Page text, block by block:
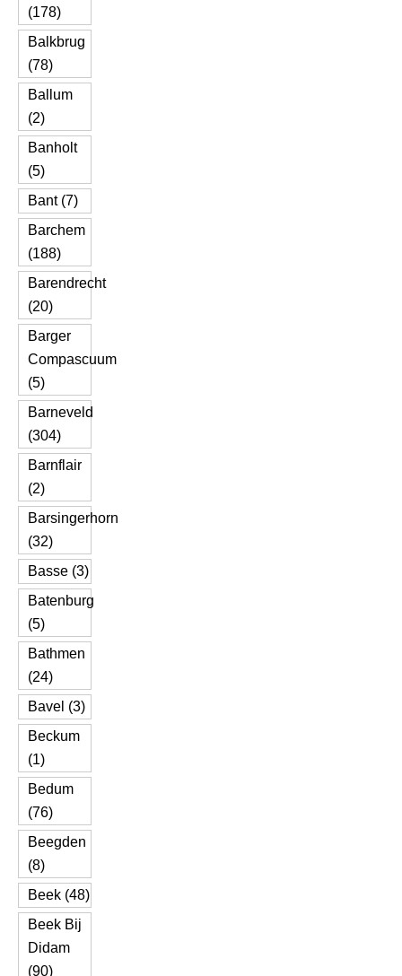
(178)
Balkbrug
(78)
Ballum
(2)
Banholt
(5)
Bant (7)
Barchem
(188)
Barendrecht
(20)
Barger
Compascuum
(5)
Barneveld
(304)
Barnflair
(2)
Barsingerhorn
(32)
Basse (3)
Batenburg
(5)
Bathmen
(24)
Bavel (3)
Beckum
(1)
Bedum
(76)
Beegden
(8)
Beek (48)
Beek Bij
Didam
(90)